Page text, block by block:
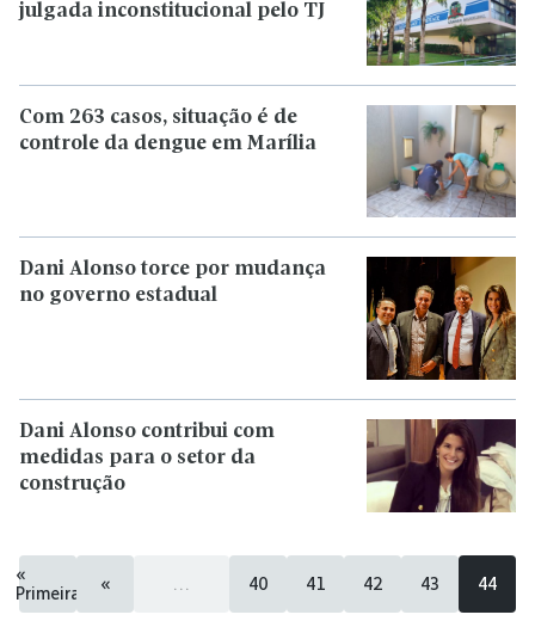
julgada inconstitucional pelo TJ
Com 263 casos, situação é de
controle da dengue em Marília
Dani Alonso torce por mudança
no governo estadual
Dani Alonso contribui com
medidas para o setor da
construção
«
Primeira
« 40 41 42 43 44